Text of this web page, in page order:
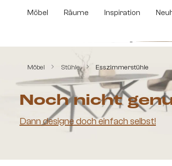
Hauptinhalt springen
Zur Suche springen
Zur Hauptnavigation springen
Möbel Räume Inspiration
Möbel Stühle Esszimmerstühle
Bildergalerie überspringen
Noch nicht
Dann designe doch einfach selbst!